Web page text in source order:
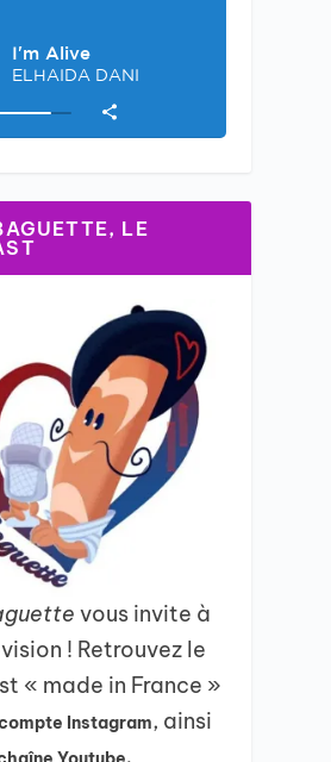
LE
vous invite à
! Retrouvez le
« made in France »
Instagram, ainsi